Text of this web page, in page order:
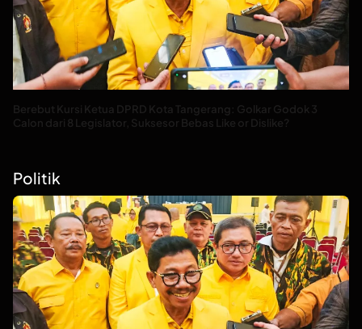
Berebut Kursi Ketua DPRD Kota Tangerang: Golkar Godok 3
Calon dari 8 Legislator, Suksesor Bebas Like or Dislike?
Politik